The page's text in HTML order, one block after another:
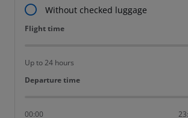
Without checked luggage
Flight time
Flight time
Up to 24 hours
Departure time
Departure time
00:00